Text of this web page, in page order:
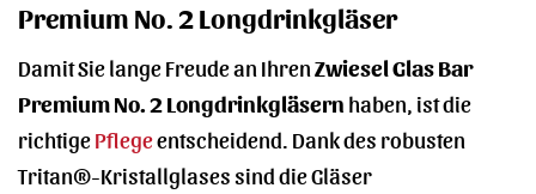
Premium No. 2 Longdrinkgläser
Damit Sie lange Freude an IhrenZwiesel Glas Bar
Premium No. 2 Longdrinkgläsern haben, ist die
richtigePflegeentscheidend. Dank des robusten
Tritan®-Kristallglases sind die Gläser